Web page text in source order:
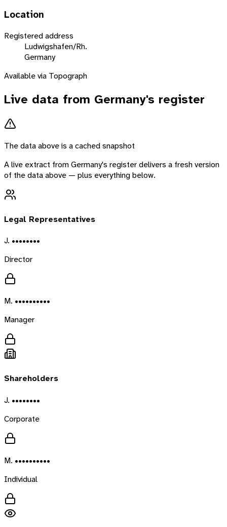
Location
Registered address
Ludwigshafen/Rh.
Germany
Available via Topograph
Live data from Germany's register
The data above is a cached snapshot
A live extract fromGermany's register delivers a fresh version
of the data above — plus everything below.
Legal Representatives
J. ••••••••
Director
M. ••••••••••
Manager
Shareholders
J. ••••••••
Corporate
M. ••••••••••
Individual